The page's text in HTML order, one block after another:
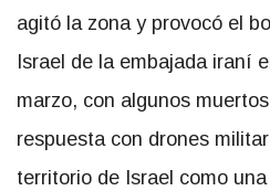
agitó la zona y provocó el
Israel de la embajada iraní
marzo, con algunos
respuesta con drones
territorio de Israel como